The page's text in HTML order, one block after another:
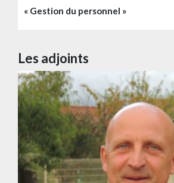
« Gestion du personnel »
Les adjoints